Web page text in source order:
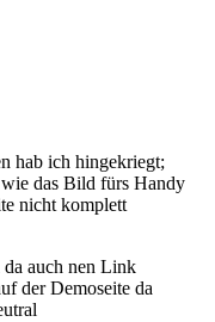
hab ich hingekriegt;
das Bild fürs Handy
nicht komplett
da auch nen Link
der Demoseite da